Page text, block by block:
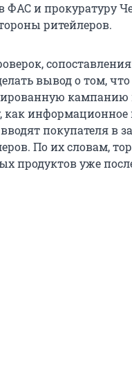
ФАС и прокуратуру
ритейлеров.
вывод о том, что
как
покупателя в
По их словам,
продуктов уже